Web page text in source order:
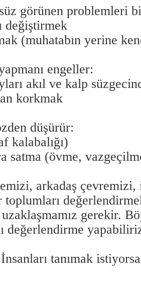
görünen problemleri
değiştirmek
(muhatabın yerine
engeller:
akıl ve kalp
korkmak
düşürür:
kalabalığı)
satma (övme,
arkadaş çevremizi,
uzaklaşmamız gerekir.
değerlendirme
İnsanları tanımak